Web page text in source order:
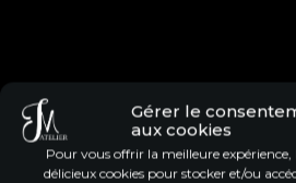
Gérer le
aux cookies
Pour vous offrir la meilleure expérience,
délicieux cookies pour stocker et/ou